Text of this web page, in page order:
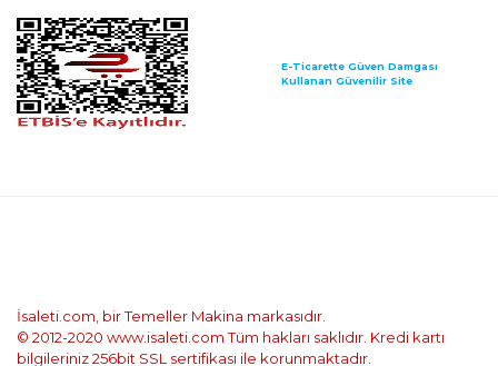
E-Ticarette Güven Damgası
Kullanan Güvenilir Site
İsaleti.com, bir Temeller Makina markasıdır.
© 2012-2020 www.isaleti.com Tüm hakları saklıdır. Kredi kartı
bilgileriniz 256bit SSL sertifikası ile korunmaktadır.